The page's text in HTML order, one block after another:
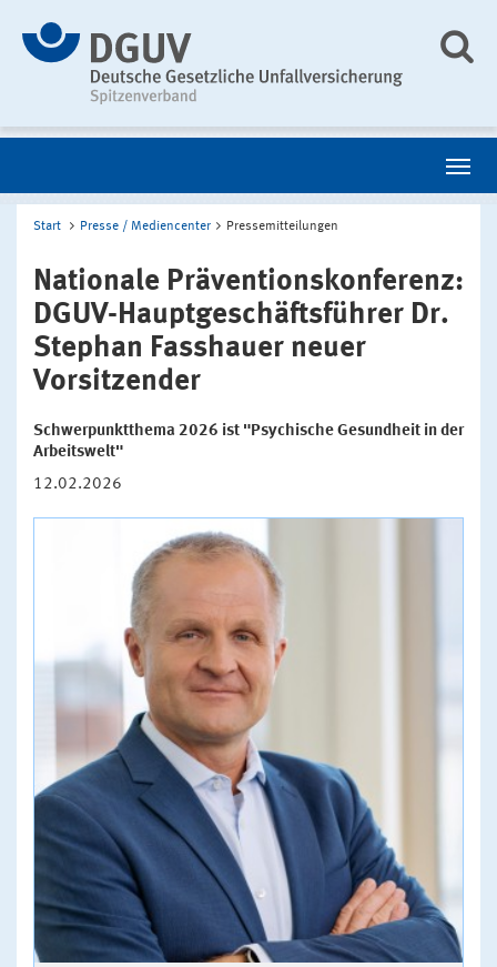
Start Presse / Mediencenter Pressemitteilungen
Nationale Präventionskonferenz:
DGUV-Hauptgeschäftsführer Dr.
Stephan Fasshauer neuer
Vorsitzender
Schwerpunktthema 2026 ist "Psychische Gesundheit in der
Arbeitswelt"
12.02.2026